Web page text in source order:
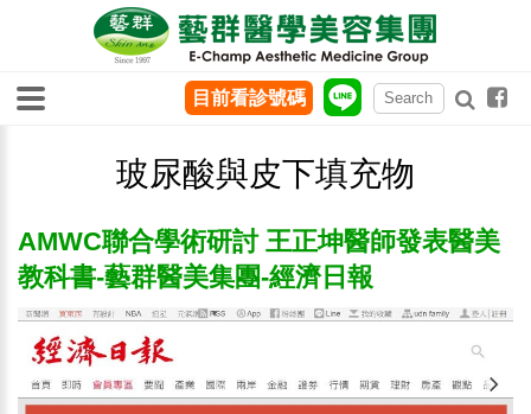
玻尿酸與皮下填充物
AMWC聯合學術研討 王正坤醫師發表醫美
教科書-藝群醫美集團-經濟日報
目前看診號碼